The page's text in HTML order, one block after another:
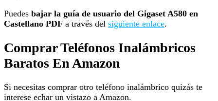
Puedes bajar la guía de usuario del Gigaset A580 en
Castellano PDF a través del siguiente enlace.
Comprar Teléfonos Inalámbricos
Baratos En Amazon
Si necesitas comprar otro teléfono inalámbrico quizás te
interese echar un vistazo a Amazon.